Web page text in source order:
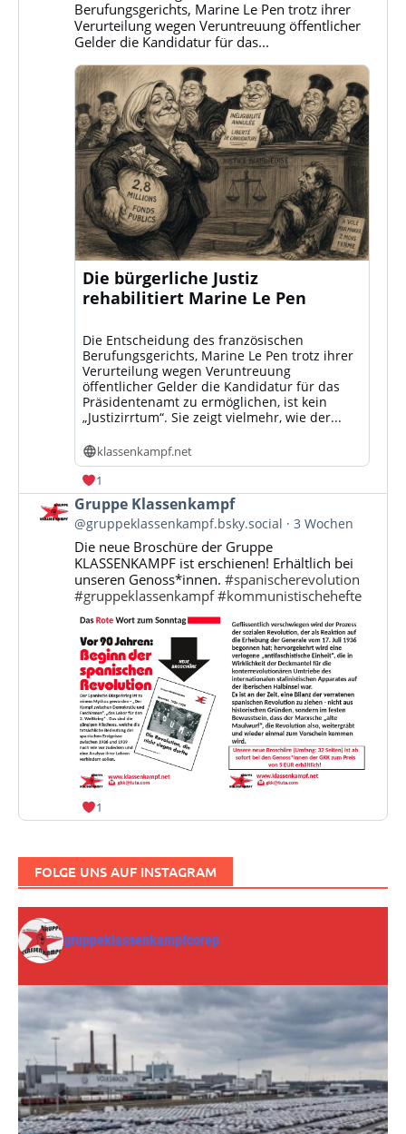
ansehenBerufungsgerichts, Marine Le Pen trotz ihrer
Verurteilung wegen Veruntreuung öffentlicher
Gelder die Kandidatur für das...
Die bürgerliche Justiz
rehabilitiert Marine Le Pen
Die Entscheidung des französischen
Berufungsgerichts, Marine Le Pen trotz ihrer
Verurteilung wegen Veruntreuung
öffentlicher Gelder die Kandidatur für das
Präsidentenamt zu ermöglichen, ist kein
„Justizirrtum“. Sie zeigt vielmehr, wie der...
klassenkampf.net
1
Beitrag
von
Gruppe
Klassenkampf
Bluesky
ansehen
Gruppe Klassenkampf
@gruppeklassenkampf.bsky.social 3 Wochen
Die neue Broschüre der Gruppe
KLASSENKAMPF ist erschienen! Erhältlich bei
unseren Genoss*innen.#spanischerevolution
#gruppeklassenkampf #kommunistischehefte
1
FOLGE UNS AUF INSTAGRAM
gruppeklassenkampfcorep